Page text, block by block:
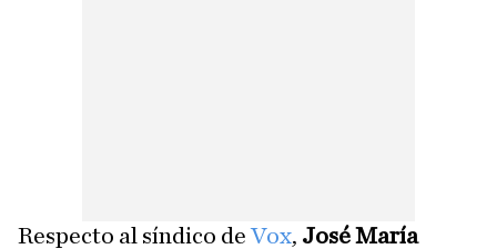
Respecto al síndico deVox, José María